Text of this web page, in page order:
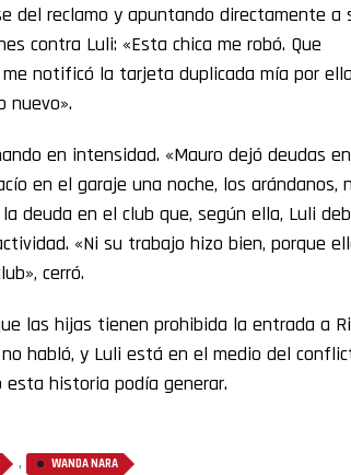
del reclamo y apuntando directamente a
contra Luli: «Esta chica me robó. Que
notificó la tarjeta duplicada mía por
nuevo».
en intensidad. «Mauro dejó deudas
en el garaje una noche, los arándanos,
deuda en el club que, según ella, Luli
«Ni su trabajo hizo bien, porque
cerró.
las hijas tienen prohibida la entrada a
habló, y Luli está en el medio del
historia podía generar.
, WANDA NARA